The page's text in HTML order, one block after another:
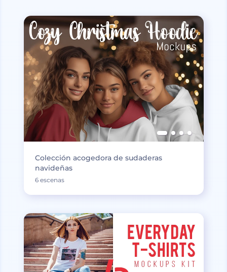
Colección acogedora de sudaderas
navideñas
6 escenas